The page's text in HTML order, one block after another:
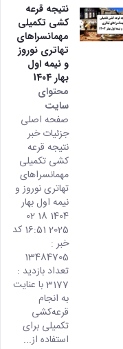
نتیجه قرعه
کشی تکمیلی
مهمانسراهای
تهاتری نوروز
و نیمه اول
بهار 1404
محتوای
سایت
صفحه اصلی
جزئیات خبر
نتیجه قرعه
کشی تکمیلی
مهمانسراهای
تهاتری نوروز و
نیمه اول بهار
1404 18 02
2025 16:51 کد
خبر :
13484705
تعداد بازدید :
3177 با عنایت
به انجام
قرعه‌کشی
تکمیلی برای
استفاده از...